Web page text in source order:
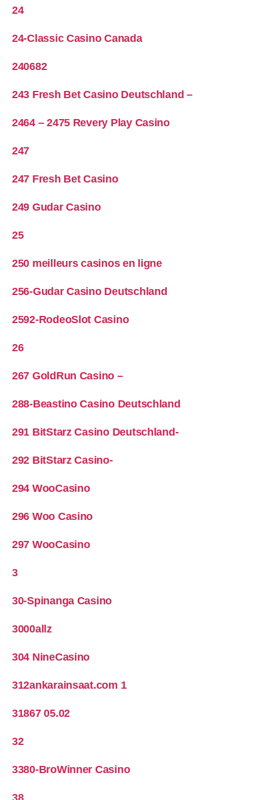
24
24-Classic Casino Canada
240682
243 Fresh Bet Casino Deutschland –
2464 – 2475 Revery Play Casino
247
247 Fresh Bet Casino
249 Gudar Casino
25
250 meilleurs casinos en ligne
256-Gudar Casino Deutschland
2592-RodeoSlot Casino
26
267 GoldRun Casino –
288-Beastino Casino Deutschland
291 BitStarz Casino Deutschland-
292 BitStarz Casino-
294 WooCasino
296 Woo Casino
297 WooCasino
3
30-Spinanga Casino
3000allz
304 NineCasino
312ankarainsaat.com 1
31867 05.02
32
3380-BroWinner Casino